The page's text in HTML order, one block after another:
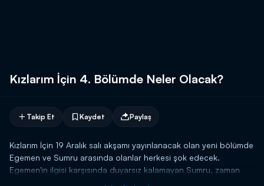
Kızlarım İçin 4. Bölümde Neler Olacak?
Takip Et Kaydet Paylaş
Kızlarım İçin 19 Aralık salı akşamı yayınlanacak olan yeni bölümde
Egemen ve Sumru arasında olanlar herkesi şok edecek.
Egemen'in ilgisi karşısında duyarsız kalamayan Sumru, zaman